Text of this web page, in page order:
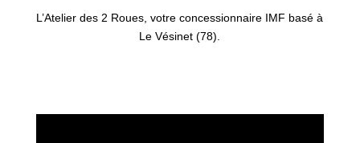
L’Atelier des 2 Roues, votre concessionnaire IMF basé à
Le Vésinet (78).